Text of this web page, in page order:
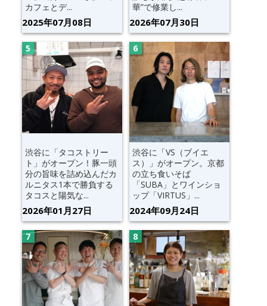
カフェとデ...
2025年07月08日
華”で修業し...
2026年07月30日
渋谷に「タコストリー
ト」がオープン！豚一頭
分の旨味を詰め込んだカ
ルニタス1本で勝負する
タコスと陽気な...
2026年01月27日
渋谷に「VS（ブイエ
ス）」がオープン。京都
の立ち食いそば
「SUBA」とワインショ
ップ「VIRTUS」...
2024年09月24日